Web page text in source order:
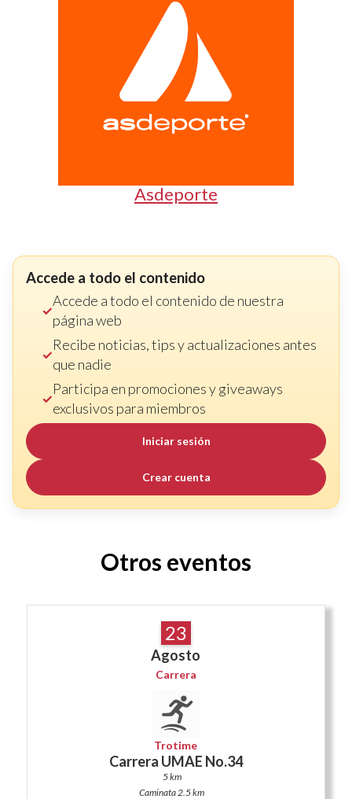
Asdeporte
Accede a todo el contenido
Accede a todo el contenido de nuestra
página web
Recibe noticias, tips y actualizaciones antes
que nadie
Participa en promociones y giveaways
exclusivos para miembros
Iniciar sesión
Crear cuenta
Otros eventos
23
Agosto
Carrera
Trotime
Carrera UMAE No.34
5 km
Caminata 2.5 km